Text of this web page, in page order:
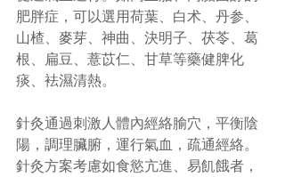
肥胖症，可以選用荷葉、白术、丹参、
山楂、麥芽、神曲、決明子、茯苓、葛
根、扁豆、薏苡仁、甘草等藥健脾化
痰、袪濕清熱。
針灸通過刺激人體內經絡腧穴，平衡陰
陽，調理臟腑，運行氣血，疏通經絡。
針灸方案考慮如食慾亢進、易飢餓者，